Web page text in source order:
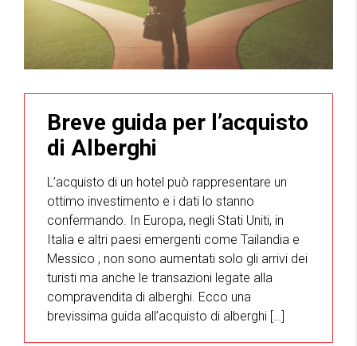
Breve guida per l’acquisto
di Alberghi
L’acquisto di un hotel può rappresentare un
ottimo investimento e i dati lo stanno
confermando. In Europa, negli Stati Uniti, in
Italia e altri paesi emergenti come Tailandia e
Messico , non sono aumentati solo gli arrivi dei
turisti ma anche le transazioni legate alla
compravendita di alberghi. Ecco una
brevissima guida all’acquisto di alberghi […]